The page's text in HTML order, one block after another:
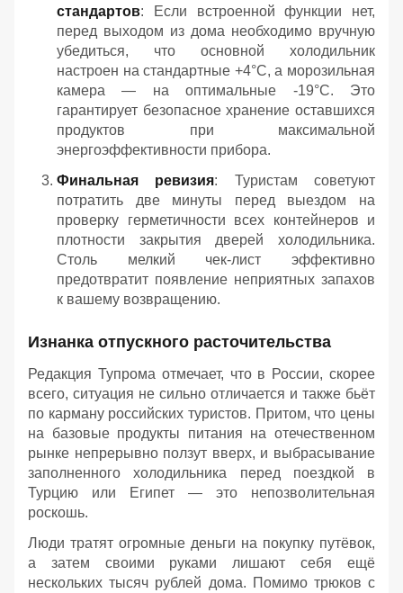
стандартов: Если встроенной функции нет,
перед выходом из дома необходимо вручную
убедиться, что основной холодильник
настроен на стандартные +4°C, а морозильная
камера — на оптимальные -19°C. Это
гарантирует безопасное хранение оставшихся
продуктов при максимальной
энергоэффективности прибора.
Финальная ревизия: Туристам советуют
потратить две минуты перед выездом на
проверку герметичности всех контейнеров и
плотности закрытия дверей холодильника.
Столь мелкий чек-лист эффективно
предотвратит появление неприятных запахов
к вашему возвращению.
Изнанка отпускного расточительства
Редакция Тупрома отмечает, что в России, скорее
всего, ситуация не сильно отличается и также бьёт
по карману российских туристов. Притом, что цены
на базовые продукты питания на отечественном
рынке непрерывно ползут вверх, и выбрасывание
заполненного холодильника перед поездкой в
Турцию или Египет — это непозволительная
роскошь.
Люди тратят огромные деньги на покупку путёвок,
а затем своими руками лишают себя ещё
нескольких тысяч рублей дома. Помимо трюков с